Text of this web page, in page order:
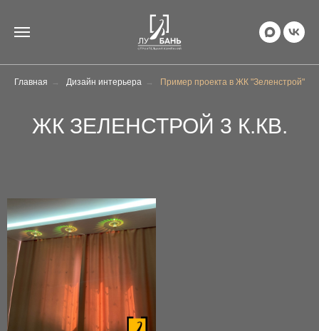
Главная → Дизайн интерьера → Пример проекта в ЖК "Зеленстрой"
ЖК ЗЕЛЕНСТРОЙ 3 К.КВ.